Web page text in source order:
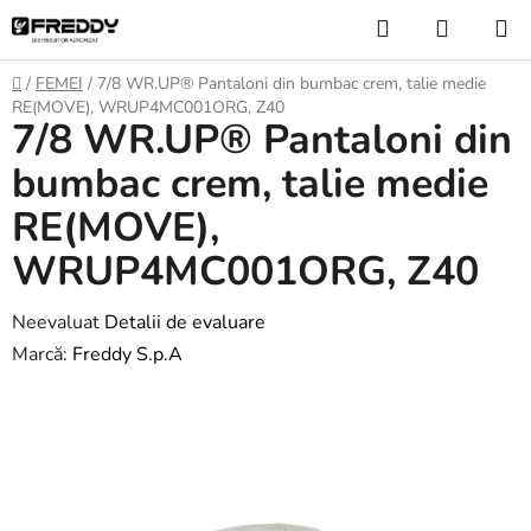
Treci
la
conținut
Căutare
DE
Acasă
/ FEMEI / 7/8 WR.UP® Pantaloni din bumbac crem, talie medie
RE(MOVE), WRUP4MC001ORG, Z40
7/8 WR.UP® Pantaloni din
bumbac crem, talie medie
RE(MOVE),
WRUP4MC001ORG, Z40
Evaluarea
medie
Neevaluat Detalii de evaluare
Marcă: Freddy S.p.A